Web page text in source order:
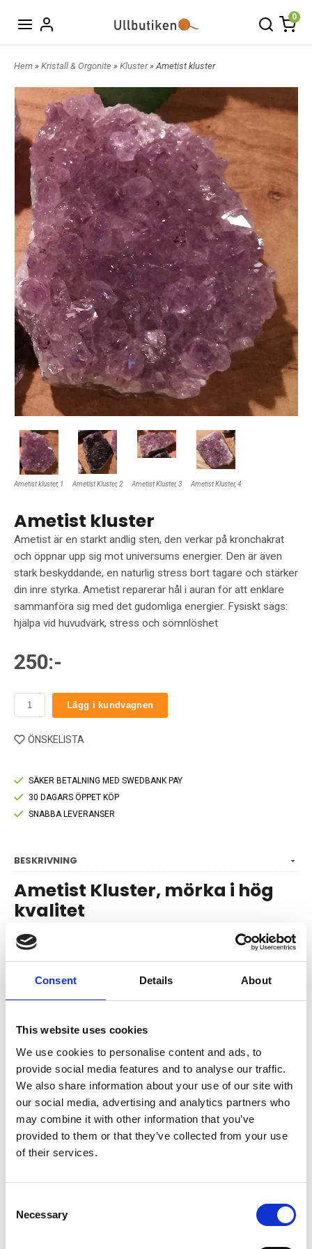
Consent Details About
This website uses cookies
We use cookies to personalise content and ads, to
provide social media features and to analyse our traffic.
We also share information about your use of our site with
our social media, advertising and analytics partners who
may combine it with other information that you’ve
provided to them or that they’ve collected from your use
of their services.
Selection
Necessary
0
Hem » Kristall & Orgonite » Kluster» Ametist kluster
Ametist kluster, 1 Ametist Kluster, 2 Ametist Kluster, 3 Ametist Kluster, 4
Ametist kluster
Ametist är en starkt andlig sten, den verkar på kronchakrat
och öppnar upp sig mot universums energier. Den är även
stark beskyddande, en naturlig stress bort tagare och stärker
din inre styrka. Ametist reparerar hål i auran för att enklare
sammanföra sig med det gudomliga energier. Fysiskt sägs:
hjälpa vid huvudvärk, stress och sömnlöshet
250:-
Lägg i kundvagnen
ÖNSKELISTA
SÄKER BETALNING MED SWEDBANK PAY
30 DAGARS ÖPPET KÖP
SNABBA LEVERANSER
BESKRIVNING
Ametist Kluster, mörka i hög
kvalitet
Ametist är en extremt stark och beskyddande sten med hög
andlig vibration.
Ametist är en bra sten för meditation för att stenen vänder
Kvalité: Hög
RECENSIONER
Andra produkter från samma kategori